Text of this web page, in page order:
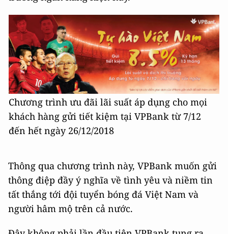
Chương trình ưu đãi lãi suất áp dụng cho mọi
khách hàng gửi tiết kiệm tại VPBank từ 7/12
đến hết ngày 26/12/2018
Thông qua chương trình này, VPBank muốn gửi
thông điệp đầy ý nghĩa về tình yêu và niềm tin
tất thắng tới đội tuyển bóng đá Việt Nam và
người hâm mộ trên cả nước.